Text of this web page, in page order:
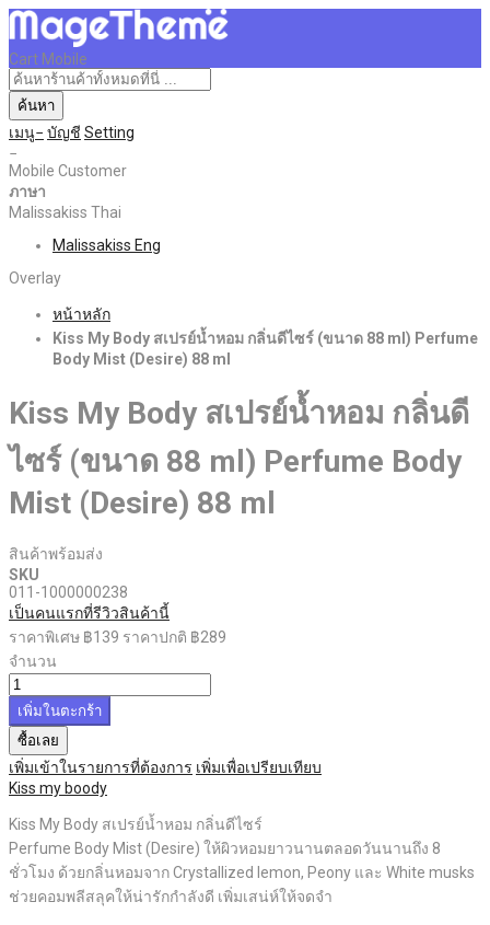
Cart Mobile
ค้นหา
เมนู บัญชี Setting
Mobile Customer
ภาษา
Malissakiss Thai
Malissakiss Eng
Overlay
หน้าหลัก
Kiss My Body สเปรย์น้ำหอม กลิ่นดีไซร์ (ขนาด 88 ml) Perfume
Body Mist (Desire) 88 ml
Kiss My Body สเปรย์น้ำหอม กลิ่นดี
ไซร์ (ขนาด 88 ml) Perfume Body
Mist (Desire) 88 ml
สินค้าพร้อมส่ง
SKU
011-1000000238
เป็นคนแรกที่รีวิวสินค้านี้
ราคาพิเศษ ฿139 ราคาปกติ ฿289
จำนวน
เพิ่มในตะกร้า
ซื้อเลย
เพิ่มเข้าในรายการที่ต้องการ เพิ่มเพื่อเปรียบเทียบ
Kiss my boody
Kiss My Body สเปรย์น้ำหอม กลิ่นดีไซร์
Perfume Body Mist (Desire) ให้ผิวหอมยาวนานตลอดวันนานถึง 8
ชั่วโมง ด้วยกลิ่นหอมจาก Crystallized lemon, Peony และ White musks
ช่วยคอมพลีสลุคให้น่ารักกำลังดี เพิ่มเสน่ห์ให้จดจำ